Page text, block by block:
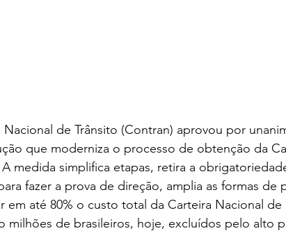
de Trânsito (Contran) aprovou por
que moderniza o processo de obtenção da
medida simplifica etapas, retira a
fazer a prova de direção, amplia as formas de
em até 80% o custo total da Carteira Nacional de
milhões de brasileiros, hoje, excluídos pelo alto